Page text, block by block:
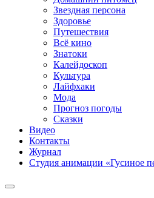
Звездная персона
Здоровье
Путешествия
Всё кино
Знатоки
Калейдоскоп
Культура
Лайфхаки
Мода
Прогноз погоды
Сказки
Видео
Контакты
Журнал
Студия анимации «Гусиное